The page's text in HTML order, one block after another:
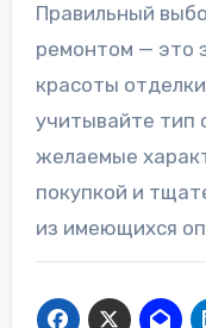
Правильный
ремонтом — это
красоты
учитывайте тип
желаемые
покупкой и
из имеющихся